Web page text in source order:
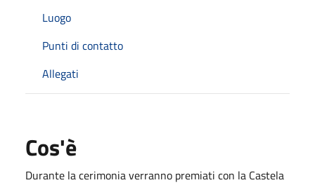
Luogo
Punti di contatto
Allegati
Cos'è
Durante la cerimonia verranno premiati con la Castela